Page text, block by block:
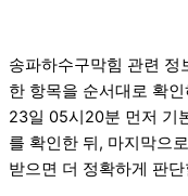
송파하수구막힘 관련 정
한 항목을 순서대로 확
23일 05시20분 먼저 기
를 확인한 뒤, 마지막으
받으면 더 정확하게 판